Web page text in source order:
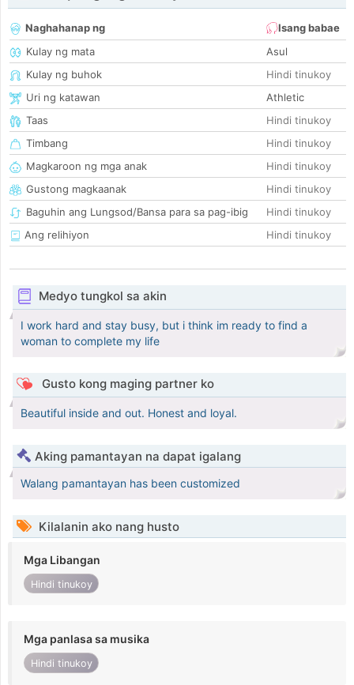
Naghahanap ng
Isang babae
Kulay ng mata
Asul
Kulay ng buhok
Hindi tinukoy
Uri ng katawan
Athletic
Taas
Hindi tinukoy
Timbang
Hindi tinukoy
Magkaroon ng mga anak
Hindi tinukoy
Gustong magkaanak
Hindi tinukoy
Baguhin ang Lungsod/Bansa para sa pag-ibig
Hindi tinukoy
Ang relihiyon
Hindi tinukoy
Medyo tungkol sa akin
I work hard and stay busy, but i think im ready to find a
woman to complete my life
Gusto kong maging partner ko
Beautiful inside and out. Honest and loyal.
Aking pamantayan na dapat igalang
Walang pamantayan has been customized
Kilalanin ako nang husto
Mga Libangan
Hindi tinukoy
Mga panlasa sa musika
Hindi tinukoy